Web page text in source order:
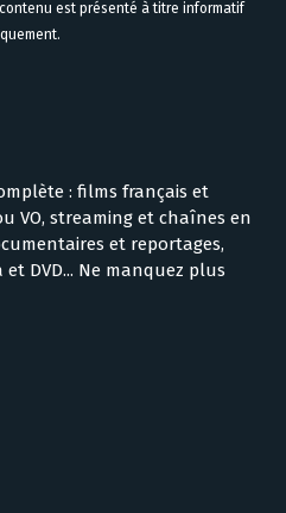
est présenté à titre informatif
: films français et
VO, streaming et chaînes en
et reportages,
DVD... Ne manquez plus